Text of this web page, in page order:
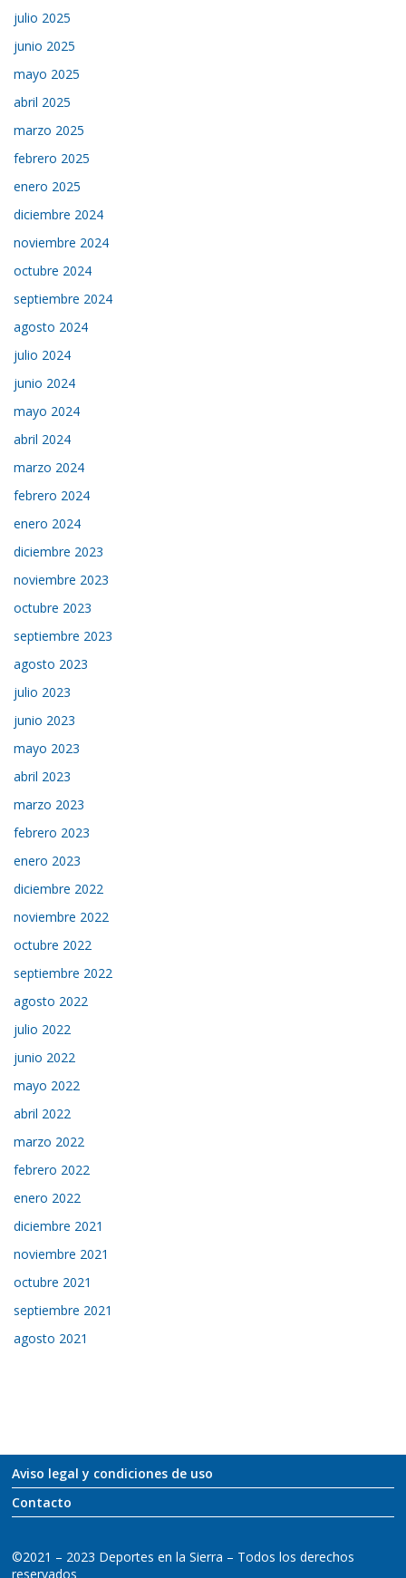
julio 2025
junio 2025
mayo 2025
abril 2025
marzo 2025
febrero 2025
enero 2025
diciembre 2024
noviembre 2024
octubre 2024
septiembre 2024
agosto 2024
julio 2024
junio 2024
mayo 2024
abril 2024
marzo 2024
febrero 2024
enero 2024
diciembre 2023
noviembre 2023
octubre 2023
septiembre 2023
agosto 2023
julio 2023
junio 2023
mayo 2023
abril 2023
marzo 2023
febrero 2023
enero 2023
diciembre 2022
noviembre 2022
octubre 2022
septiembre 2022
agosto 2022
julio 2022
junio 2022
mayo 2022
abril 2022
marzo 2022
febrero 2022
enero 2022
diciembre 2021
noviembre 2021
octubre 2021
septiembre 2021
agosto 2021
Aviso legal y condiciones de uso
Contacto
©2021 – 2023 Deportes en la Sierra – Todos los derechos
reservados